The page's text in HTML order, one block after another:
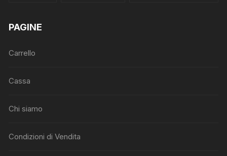
PAGINE
Carrello
Cassa
Chi siamo
Condizioni di Vendita